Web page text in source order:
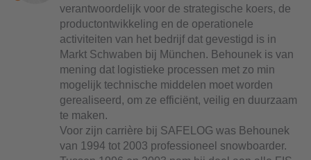
verantwoordelijk voor de strategische koers, de
productontwikkeling en de operationele
activiteiten van het bedrijf dat gevestigd is in
Markt Schwaben bij München. Behounek is van
mening dat logistieke processen met zo min
mogelijk technische middelen moet worden
gerealiseerd, om ze efficiënt, veilig en duurzaam
te maken.
Voor zijn carrière bij SAFELOG was Behounek
van 1994 tot 2003 professioneel snowboarder.